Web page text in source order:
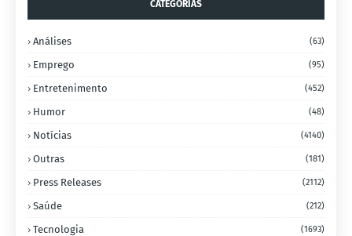
CATEGORIAS
Análises (63)
Emprego (95)
Entretenimento (452)
Humor (48)
Notícias (4140)
Outras (181)
Press Releases (2112)
Saúde (212)
Tecnologia (1693)